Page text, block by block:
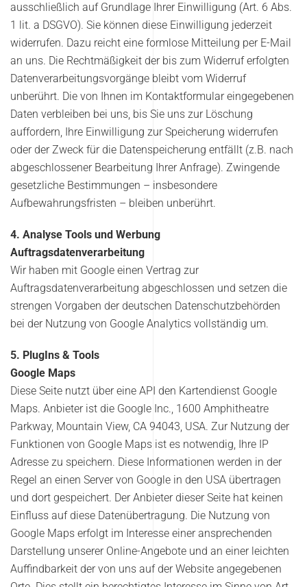
ausschließlich auf Grundlage Ihrer Einwilligung (Art. 6 Abs.
1 lit. a DSGVO). Sie können diese Einwilligung jederzeit
widerrufen. Dazu reicht eine formlose Mitteilung per E-Mail
an uns. Die Rechtmäßigkeit der bis zum Widerruf erfolgten
Datenverarbeitungsvorgänge bleibt vom Widerruf
unberührt. Die von Ihnen im Kontaktformular eingegebenen
Daten verbleiben bei uns, bis Sie uns zur Löschung
auffordern, Ihre Einwilligung zur Speicherung widerrufen
oder der Zweck für die Datenspeicherung entfällt (z.B. nach
abgeschlossener Bearbeitung Ihrer Anfrage). Zwingende
gesetzliche Bestimmungen – insbesondere
Aufbewahrungsfristen – bleiben unberührt.
4. Analyse Tools und Werbung
Auftragsdatenverarbeitung
Wir haben mit Google einen Vertrag zur
Auftragsdatenverarbeitung abgeschlossen und setzen die
strengen Vorgaben der deutschen Datenschutzbehörden
bei der Nutzung von Google Analytics vollständig um.
5. PlugIns & Tools
Google Maps
Diese Seite nutzt über eine API den Kartendienst Google
Maps. Anbieter ist die Google Inc., 1600 Amphitheatre
Parkway, Mountain View, CA 94043, USA. Zur Nutzung der
Funktionen von Google Maps ist es notwendig, Ihre IP
Adresse zu speichern. Diese Informationen werden in der
Regel an einen Server von Google in den USA übertragen
und dort gespeichert. Der Anbieter dieser Seite hat keinen
Einfluss auf diese Datenübertragung. Die Nutzung von
Google Maps erfolgt im Interesse einer ansprechenden
Darstellung unserer Online-Angebote und an einer leichten
Auffindbarkeit der von uns auf der Website angegebenen